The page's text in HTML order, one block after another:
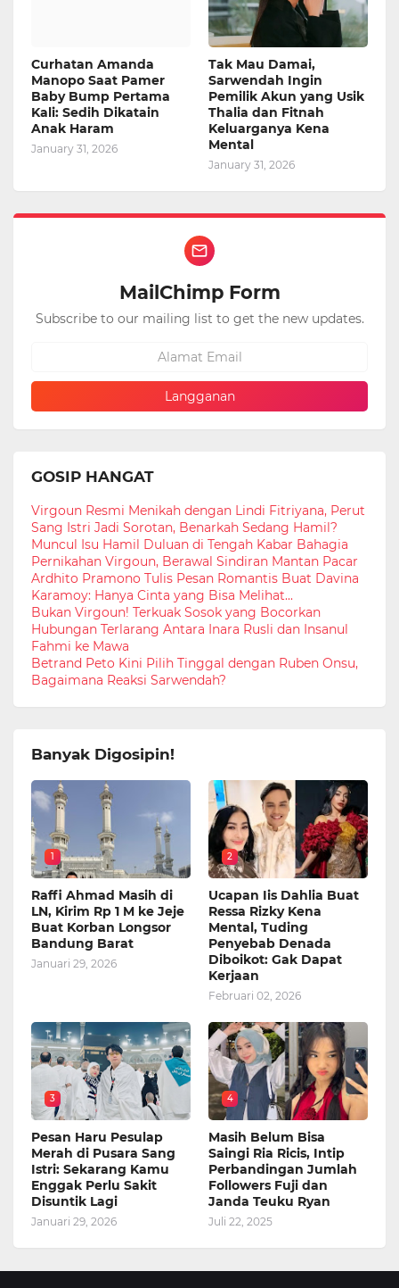
Curhatan Amanda
Manopo Saat Pamer
Baby Bump Pertama
Kali: Sedih Dikatain
Anak Haram
January 31, 2026
Tak Mau Damai,
Sarwendah Ingin
Pemilik Akun yang Usik
Thalia dan Fitnah
Keluarganya Kena
Mental
January 31, 2026
MailChimp Form
Subscribe to our mailing list to get the new updates.
GOSIP HANGAT
Virgoun Resmi Menikah dengan Lindi Fitriyana, Perut
Sang Istri Jadi Sorotan, Benarkah Sedang Hamil?
Muncul Isu Hamil Duluan di Tengah Kabar Bahagia
Pernikahan Virgoun, Berawal Sindiran Mantan Pacar
Ardhito Pramono Tulis Pesan Romantis Buat Davina
Karamoy: Hanya Cinta yang Bisa Melihat...
Bukan Virgoun! Terkuak Sosok yang Bocorkan
Hubungan Terlarang Antara Inara Rusli dan Insanul
Fahmi ke Mawa
Betrand Peto Kini Pilih Tinggal dengan Ruben Onsu,
Bagaimana Reaksi Sarwendah?
Banyak Digosipin!
1
Raffi Ahmad Masih di
LN, Kirim Rp 1 M ke Jeje
Buat Korban Longsor
Bandung Barat
Januari 29, 2026
2
Ucapan Iis Dahlia Buat
Ressa Rizky Kena
Mental, Tuding
Penyebab Denada
Diboikot: Gak Dapat
Kerjaan
Februari 02, 2026
3
Pesan Haru Pesulap
Merah di Pusara Sang
Istri: Sekarang Kamu
Enggak Perlu Sakit
Disuntik Lagi
Januari 29, 2026
4
Masih Belum Bisa
Saingi Ria Ricis, Intip
Perbandingan Jumlah
Followers Fuji dan
Janda Teuku Ryan
Juli 22, 2025